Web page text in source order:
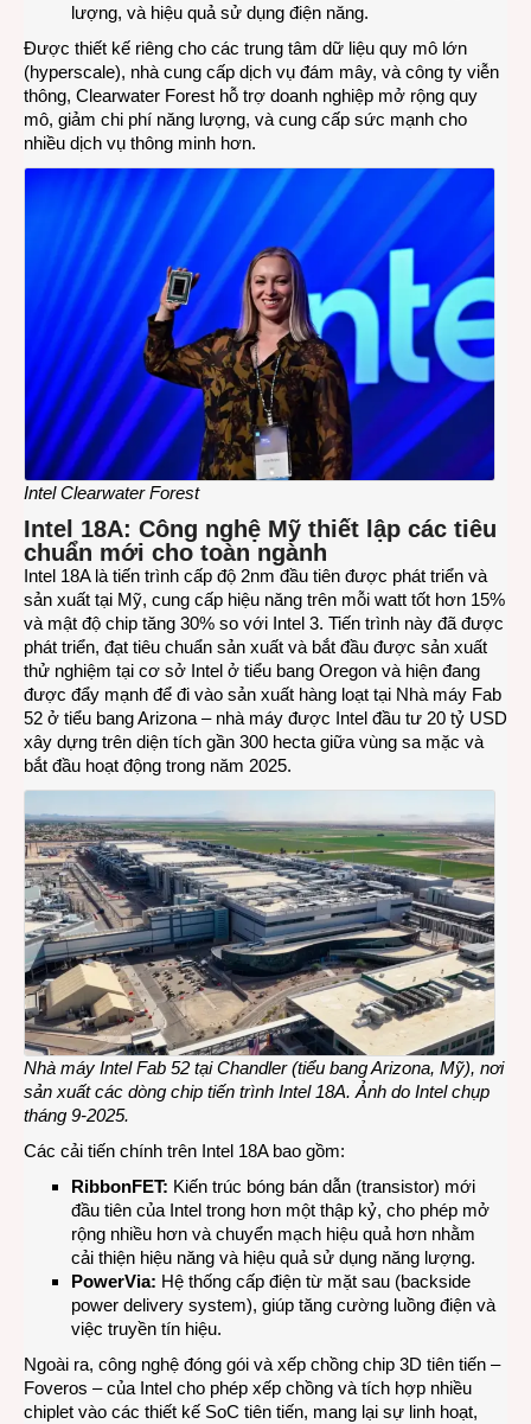
lượng, và hiệu quả sử dụng điện năng.
Được thiết kế riêng cho các trung tâm dữ liệu quy mô lớn
(hyperscale), nhà cung cấp dịch vụ đám mây, và công ty viễn
thông, Clearwater Forest hỗ trợ doanh nghiệp mở rộng quy
mô, giảm chi phí năng lượng, và cung cấp sức mạnh cho
nhiều dịch vụ thông minh hơn.
Intel Clearwater Forest
Intel 18A: Công nghệ Mỹ thiết lập các tiêu
chuẩn mới cho toàn ngành
Intel 18A là tiến trình cấp độ 2nm đầu tiên được phát triển và
sản xuất tại Mỹ, cung cấp hiệu năng trên mỗi watt tốt hơn 15%
và mật độ chip tăng 30% so với Intel 3. Tiến trình này đã được
phát triển, đạt tiêu chuẩn sản xuất và bắt đầu được sản xuất
thử nghiệm tại cơ sở Intel ở tiểu bang Oregon và hiện đang
được đẩy mạnh để đi vào sản xuất hàng loạt tại Nhà máy Fab
52 ở tiểu bang Arizona – nhà máy được Intel đầu tư 20 tỷ USD
xây dựng trên diện tích gần 300 hecta giữa vùng sa mặc và
bắt đầu hoạt động trong năm 2025.
Nhà máy Intel Fab 52 tại Chandler (tiểu bang Arizona, Mỹ), nơi
sản xuất các dòng chip tiến trình Intel 18A. Ảnh do Intel chụp
tháng 9-2025.
Các cải tiến chính trên Intel 18A bao gồm:
RibbonFET: Kiến trúc bóng bán dẫn (transistor) mới
đầu tiên của Intel trong hơn một thập kỷ, cho phép mở
rộng nhiều hơn và chuyển mạch hiệu quả hơn nhằm
cải thiện hiệu năng và hiệu quả sử dụng năng lượng.
PowerVia: Hệ thống cấp điện từ mặt sau (backside
power delivery system), giúp tăng cường luồng điện và
việc truyền tín hiệu.
Ngoài ra, công nghệ đóng gói và xếp chồng chip 3D tiên tiến –
Foveros – của Intel cho phép xếp chồng và tích hợp nhiều
chiplet vào các thiết kế SoC tiên tiến, mang lại sự linh hoạt,